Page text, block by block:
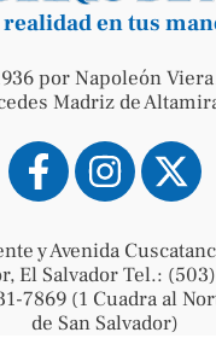
realidad en tus
por Napoleón
Madriz de
y Avenida
El Salvador Tel.:
7869 (1 Cuadra al
de San Salvador)